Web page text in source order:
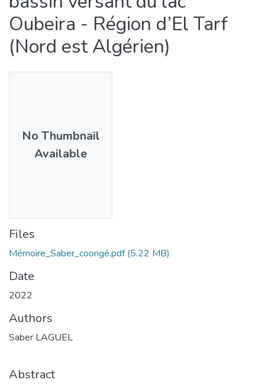
Oubeira - Région d’El Tarf
(Nord est Algérien)
No Thumbnail
Available
Files
Mémoire_Saber_coorigé.pdf (5.22 MB)
Date
2022
Authors
Saber LAGUEL
Abstract